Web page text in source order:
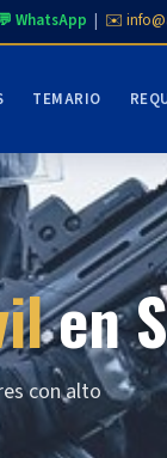
WhatsApp | ✉️
TEMARIO
en
con alto